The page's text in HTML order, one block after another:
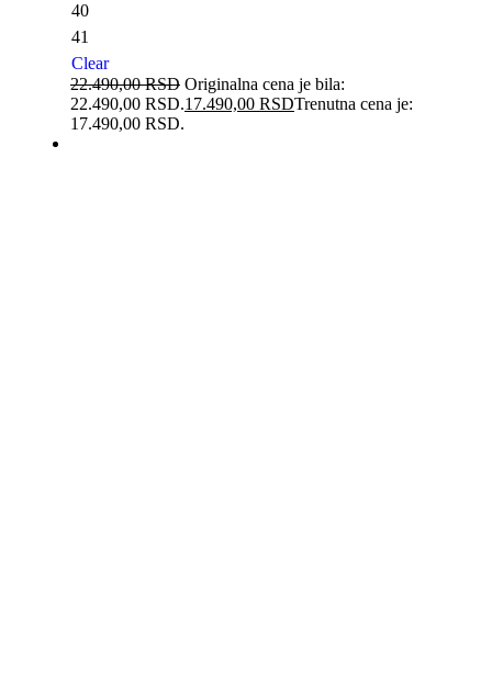
40
41
Clear
22.490,00RSD Originalna cena je bila:
22.490,00 RSD.17.490,00 RSDTrenutna cena je:
17.490,00 RSD.